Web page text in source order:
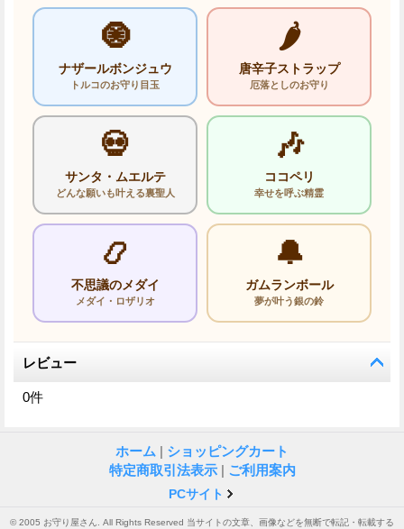
🧿
ナザールボンジュウ
トルコのお守り目玉
🌶️
唐辛子ストラップ
厄落としのお守り
💀
サンタ・ムエルテ
どんな願いも叶える裏聖人
🎶
ココペリ
幸せを呼ぶ精霊
📿
不思議のメダイ
メダイ・ロザリオ
🔔
ガムランボール
夢が叶う銀の鈴
レビュー
0件
ホーム | ショッピングカート
特定商取引法表示 | ご利用案内
PCサイト
© 2005 お守り屋さん. All Rights Reserved 当サイトの文章、画像などを無断で転記・転載する